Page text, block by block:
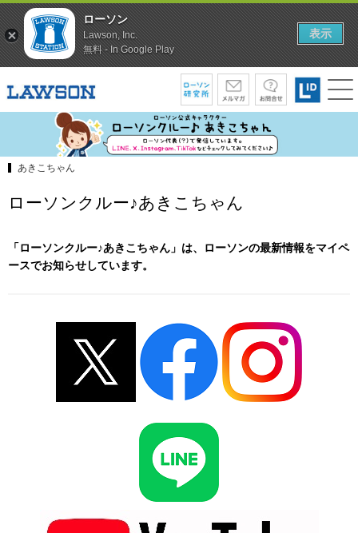
あきこちゃん
ローソンクルー♪あきこちゃん
「ローソンクルー♪あきこちゃん」は、ローソンの最新情報をマイペ
ースでお知らせしています。
ローソン
Lawson, Inc.
無料 - In Google Play
表示